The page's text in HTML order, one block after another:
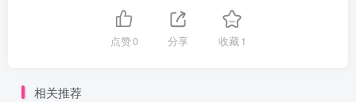
点赞0 分享 收藏1
相关推荐